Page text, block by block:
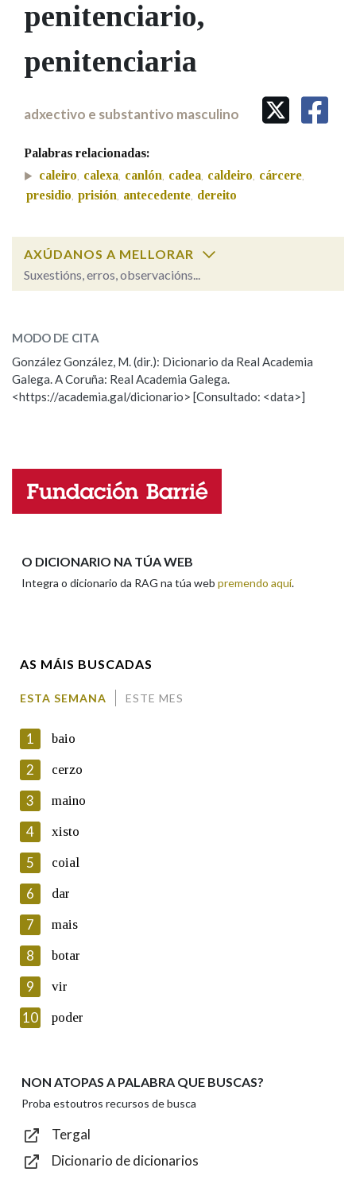
IDENTIDADE CORPORATIVA
MARCIAL DEL ADALID
CASA-MUSEO EMILIA PARDO
BAZÁN
FIGURAS HOMENAXEADAS
60 ANOS DLG
PRIMAVERA DAS LETRAS
PORTAL DAS PALABRAS
Facebook
TwitterYoutubeInstagram
Bluesky
BUSCAR NOS LEMAS
Comeza por
Remata por
Contén
BUSCAR NO CONTIDO
Nas definicións
Nos exemplos
Na fraseoloxía
OUTRAS OPCIÓNS DE BUSCA
Marcas gramaticais
Pertence a
penitenciario,
penitenciaria
adxectivo e substantivo masculino
Palabras relacionadas:
caleiro, calexa, canlón, cadea, caldeiro, cárcere,
presidio, prisión, antecedente, dereito
AXÚDANOS A MELLORAR
Suxestións, erros, observacións...
ESCOLLE UNHA OPCIÓN:
Observación Hai un erro na palabra
Propoño mellorar a definición
Nome
En cumprimento da normativa vixente en materia de
Protección de Datos de Carácter Persoal, a Real Academia
Galega informa a aqueles usuarios que faciliten o seu correo
electrónico, así como calquera outra información de carácter
persoal, que estes datos serán obxecto de tratamento
automatizado de carácter confidencial e incorporados aos seus
ficheiros informáticos. Así mesmo, os usuarios poderán exercer o
seu dereito de acceso, rectificación, oposición e cancelación dos
seus datos poñéndose en contacto connosco.
Lin e acepto as condicións da política de
Introduce o código que aparece na imaxe:
Texto de verificación
MODO DE CITA
González González, M. (dir.): Dicionario da Real Academia
Galega. A Coruña: Real Academia Galega.
<https://academia.gal/dicionario> [Consultado: <data>]
O DICIONARIO NA TÚA WEB
Integra o dicionario da RAG na túa web premendo aquí.
AS MÁIS BUSCADAS
ESTA SEMANA ESTE MES
1 baio
2 cerzo
3 maino
4 xisto
5 coial
6 dar
7 mais
8 botar
9 vir
10 poder
NON ATOPAS A PALABRA QUE BUSCAS?
Proba estoutros recursos de busca
Tergal
Dicionario de dicionarios